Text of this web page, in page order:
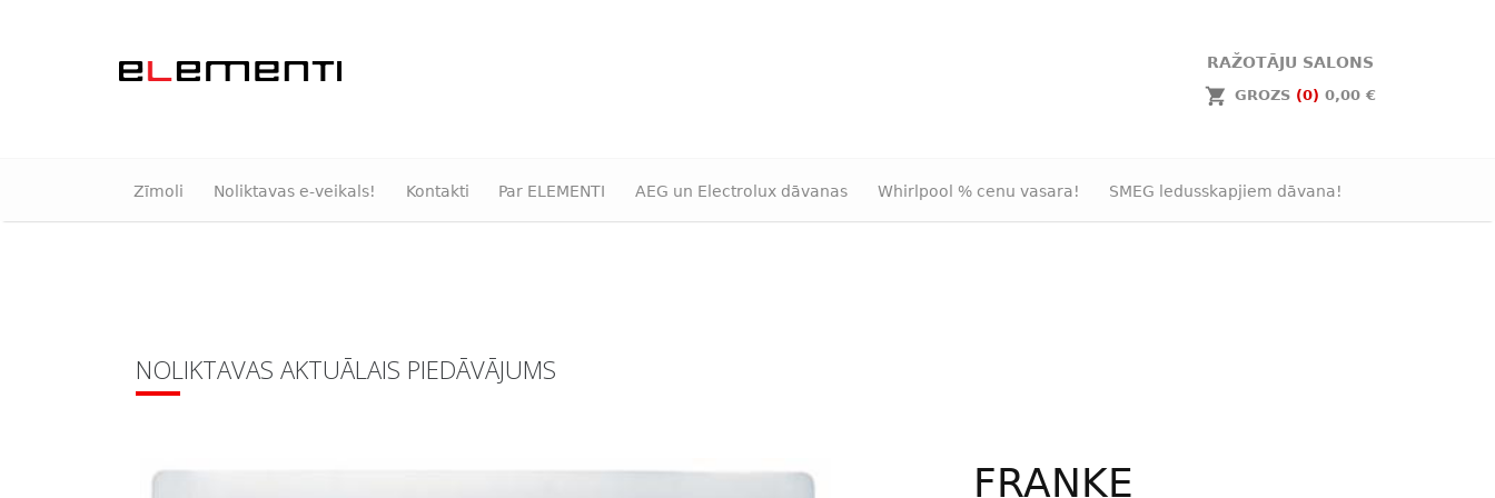
RAŽOTĀJU SALONS
GROZS (0) 0,00 €
Zīmoli Noliktavas e-veikals! Kontakti Par ELEMENTI AEG un Electrolux dāvanas Whirlpool % cenu vasara! SMEG ledusskapjiem dāvana!
NOLIKTAVAS AKTUĀLAIS PIEDĀVĀJUMS
FRANKE